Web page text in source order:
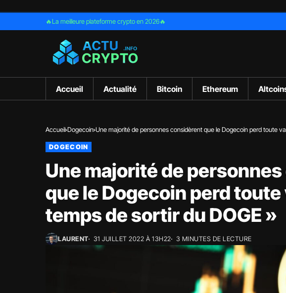
🔥La meilleure plateforme crypto en 2026🔥
Accueil Actualité Bitcoin Ethereum
Accueil Dogecoin Une majorité de personnes considèrent que le Dogecoin perd toute
DOGECOIN
Une majorité de
que le Dogecoin perd toute
temps de sortir du DOGE »
LAURENT 31 JUILLET 2022 À 13H22 3 MINUTES DE LECTURE